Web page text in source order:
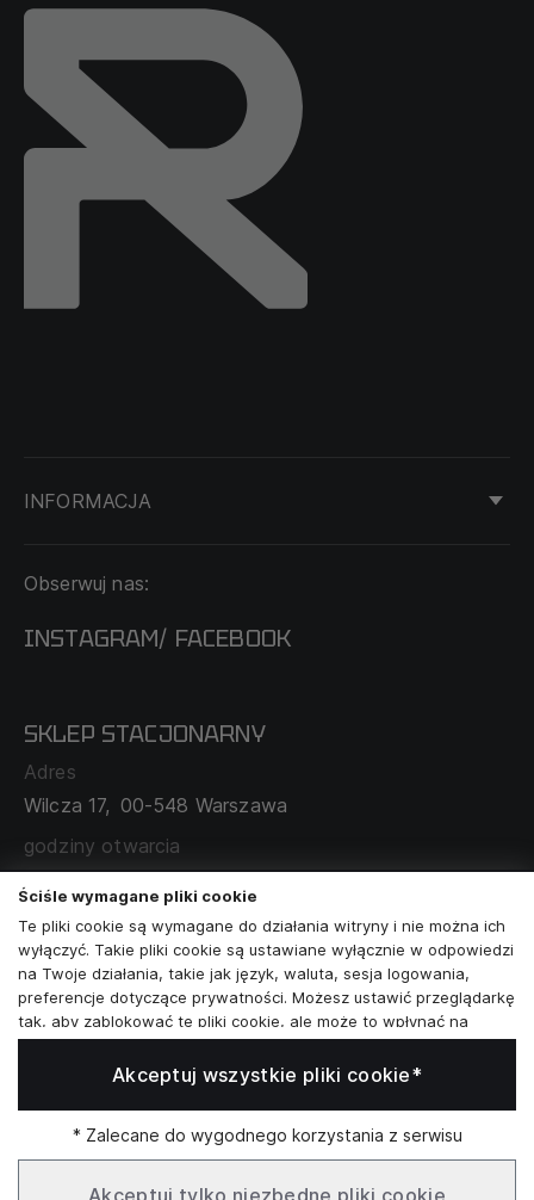
INFORMACJA
DOSTAWA I PŁATNOŚĆ
O NAS
MAPA SERWISU
ZAMÓWIENIA KORPORACYJNE
WSPÓŁPRACA Z PARTNERAMI
Obserwuj nas:
INSTAGRAM/ FACEBOOK
SKLEP STACJONARNY
Adres
Wilcza 17, 00-548 Warszawa
godziny otwarcia
poniedziałek - sobota: 11:00 - 19:00
Skontaktuj się z nami
+48573581161
info@reytel.pl
Whatsapp
Ściśle wymagane pliki cookie
Te pliki cookie są wymagane do działania witryny i nie można ich
wyłączyć. Takie pliki cookie są ustawiane wyłącznie w odpowiedzi
na Twoje działania, takie jak język, waluta, sesja logowania,
preferencje dotyczące prywatności. Możesz ustawić przeglądarkę
tak, aby zablokować te pliki cookie, ale może to wpłynąć na
sposób działania naszej witryny.
Analizy i statystyki
Marketing i retargeting
Te pliki cookie są zwykle ustawiane przez naszych partnerów
marketingowych i reklamowych. Mogą być przez nich
Akceptuj wszystkie pliki cookie*
* Zalecane do wygodnego korzystania z serwisu
Akceptuj tylko niezbędne pliki cookie